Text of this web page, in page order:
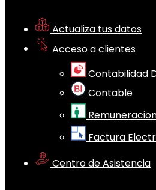
Actualiza tus datos
Acceso a clientes
Contabilidad
Contable
Factura
Centro de Asistencia